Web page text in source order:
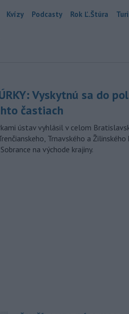
Kvízy Podcasty Rok Ľ.Štúra
Vyskytnú sa do
častiach
ústav vyhlásil v celom
Trnavského a Žilinského
na východe krajiny.